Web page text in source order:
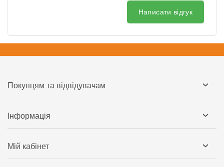
Написати відгук
Покупцям та відвідувачам
Інформація
Мій кабінет